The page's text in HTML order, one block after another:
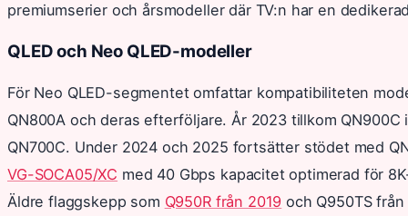
premiumserier och årsmodeller där TV:n har en
QLED och Neo QLED-modeller
För Neo QLED-segmentet omfattar kompatibiliteten
QN800A och deras efterföljare. År 2023 tillkom
QN700C. Under 2024 och 2025 fortsätter stödet med
VG-SOCA05/XC med 40 Gbps kapacitet optimerad för
Äldre flaggskepp som Q950R från 2019 och Q950TS